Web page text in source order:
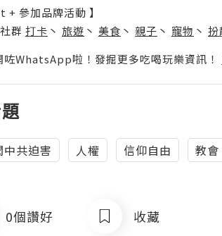
+ 參加品牌活動 】
群 打卡 丶 旅遊 丶 美食 丶 親子 丶 寵物 丶 扮
WhatsApp啦！發掘更多吃喝玩樂資訊！
中共迫害 人權 信仰自由 教
0個讚好 收藏